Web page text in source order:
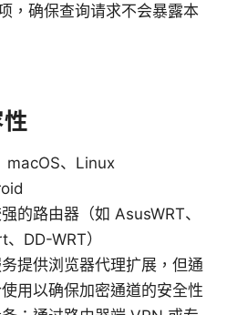
，确保查询请求不会暴露本
macOS、Linux
的路由器（如 AsusWRT、
DD-WRT）
提供浏览器代理扩展，但通
用以确保加密通道的安全性